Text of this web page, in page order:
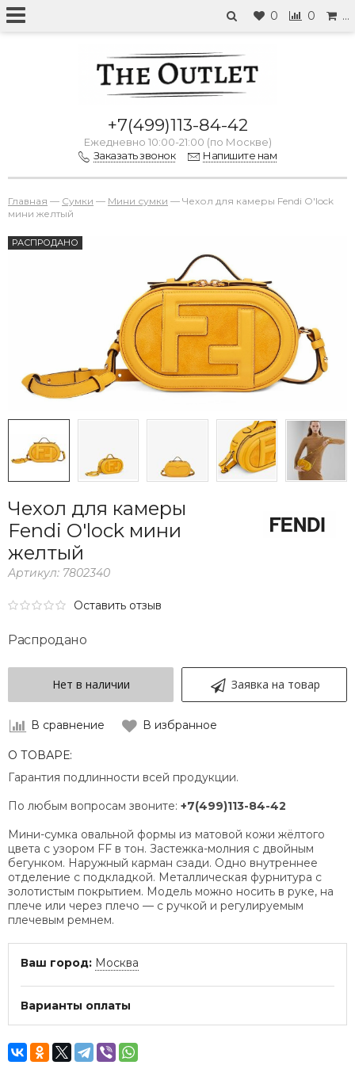
0 0 …
+7(499)113-84-42
Ежедневно 10:00-21:00 (по Москве)
Заказать звонок
Напишите нам
Главная — Сумки — Мини сумки — Чехол для камеры Fendi O'lock
мини желтый
РАСПРОДАНО
Чехол для камеры
Fendi O'lock мини
желтый
Артикул: 7802340
Оставить отзыв
Распродано
Нет в наличии Заявка на товар
В сравнение В избранное
О ТОВАРЕ:
Гарантия подлинности всей продукции.
По любым вопросам звоните: +7(499)113-84-42
Мини-сумка овальной формы из матовой кожи жёлтого
цвета с узором FF в тон. Застежка-молния с двойным
бегунком. Наружный карман сзади. Одно внутреннее
отделение с подкладкой. Металлическая фурнитура с
золотистым покрытием. Модель можно носить в руке, на
плече или через плечо — с ручкой и регулируемым
плечевым ремнем.
Ваш город: Москва
Варианты оплаты